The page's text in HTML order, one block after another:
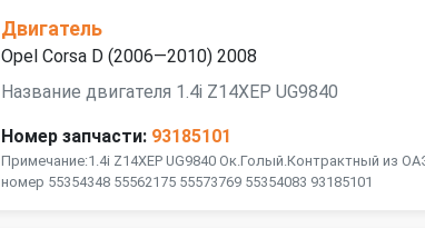
Двигатель
Opel Corsa D (2006—2010) 2008
Название двигателя 1.4i Z14XEP UG9840
Номер запчасти: 93185101
Примечание:1.4i Z14XEP UG9840 Ок.Голый.Контрактный из
номер 55354348 55562175 55573769 55354083 93185101